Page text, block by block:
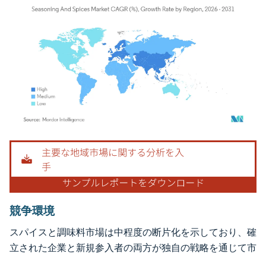
画像 © Mordor Intelligence。再利用にはCC BY 4.0の表示が必要です。
競争環境
スパイスと調味料市場は中程度の断片化を示しており、確
立された企業と新規参入者の両方が独自の戦略を通じて市